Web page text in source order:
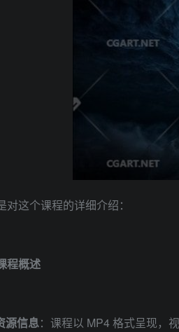
对这个课程的详细介绍：
程概述
源信息：课程以 MP4 格式呈现，